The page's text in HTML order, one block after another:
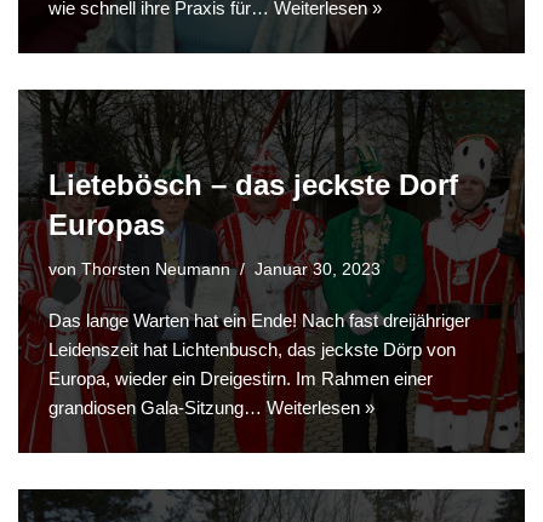
wie schnell ihre Praxis für… Weiterlesen »
Lietebösch – das jeckste Dorf
Europas
von Thorsten Neumann Januar 30, 2023
Das lange Warten hat ein Ende! Nach fast dreijähriger
Leidenszeit hat Lichtenbusch, das jeckste Dörp von
Europa, wieder ein Dreigestirn. Im Rahmen einer
grandiosen Gala-Sitzung… Weiterlesen »